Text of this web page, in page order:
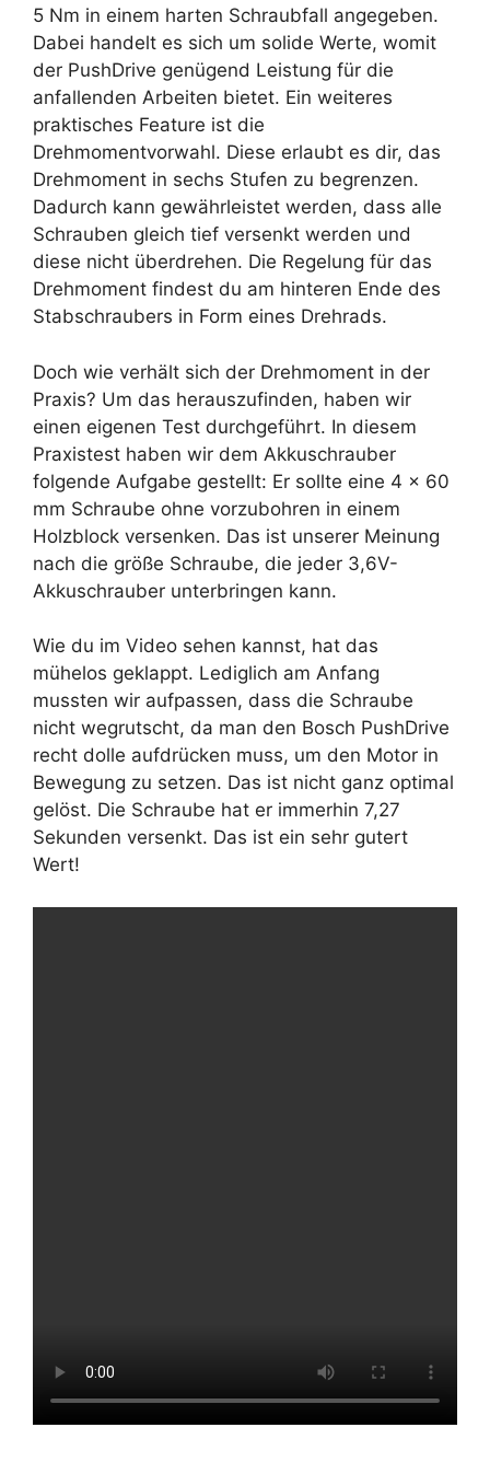
5 Nm in einem harten Schraubfall angegeben.
Dabei handelt es sich um solide Werte, womit
der PushDrive genügend Leistung für die
anfallenden Arbeiten bietet. Ein weiteres
praktisches Feature ist die
Drehmomentvorwahl. Diese erlaubt es dir, das
Drehmoment in sechs Stufen zu begrenzen.
Dadurch kann gewährleistet werden, dass alle
Schrauben gleich tief versenkt werden und
diese nicht überdrehen. Die Regelung für das
Drehmoment findest du am hinteren Ende des
Stabschraubers in Form eines Drehrads.
Doch wie verhält sich der Drehmoment in der
Praxis? Um das herauszufinden, haben wir
einen eigenen Test durchgeführt. In diesem
Praxistest haben wir dem Akkuschrauber
folgende Aufgabe gestellt: Er sollte eine 4 x 60
mm Schraube ohne vorzubohren in einem
Holzblock versenken. Das ist unserer Meinung
nach die größe Schraube, die jeder 3,6V-
Akkuschrauber unterbringen kann.
Wie du im Video sehen kannst, hat das
mühelos geklappt. Lediglich am Anfang
mussten wir aufpassen, dass die Schraube
nicht wegrutscht, da man den Bosch PushDrive
recht dolle aufdrücken muss, um den Motor in
Bewegung zu setzen. Das ist nicht ganz optimal
gelöst. Die Schraube hat er immerhin 7,27
Sekunden versenkt. Das ist ein sehr gutert
Wert!